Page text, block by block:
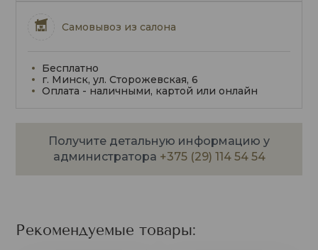
Самовывоз из салона
Бесплатно
г. Минск, ул. Сторожевская, 6
Оплата - наличными, картой или онлайн
Получите детальную информацию у
администратора +375 (29) 114 54 54
Рекомендуемые товары: